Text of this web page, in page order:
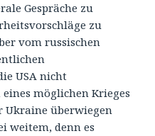
Gespräche zu
zu
vom russischen
USA nicht
möglichen Krieges
Ukraine überwiegen
weitem, denn es